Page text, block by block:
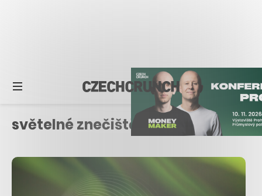
světelné znečištění